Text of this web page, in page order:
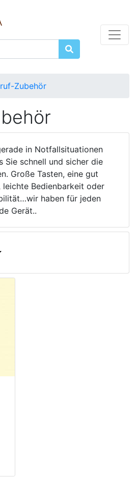
Zubehör
in Notfallsituationen
Sie schnell und sicher die
Große Tasten, eine gut
leichte Bedienbarkeit oder
haben für jeden
Gerät..